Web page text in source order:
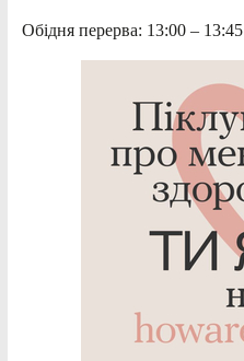
Обідня перерва: 13:00 – 13:45